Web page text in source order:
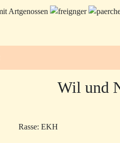
Wil und
Rasse: EKH